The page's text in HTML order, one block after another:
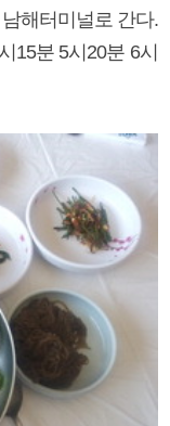
해터미널로 간다.
15분 5시20분 6시